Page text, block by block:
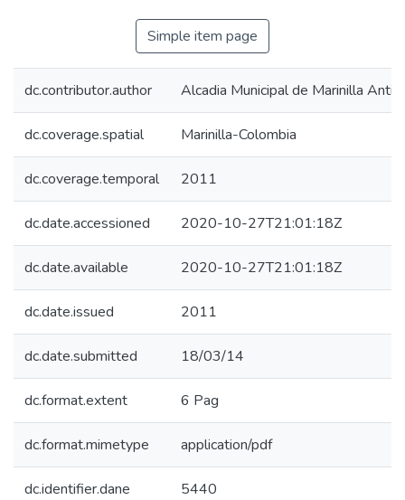
Simple item page
dc.contributor.author Alcadia Municipal de Marinilla
dc.coverage.spatial Marinilla-Colombia
dc.coverage.temporal 2011
dc.date.accessioned 2020-10-27T21:01:18Z
dc.date.available 2020-10-27T21:01:18Z
dc.date.issued 2011
dc.date.submitted 18/03/14
dc.format.extent 6 Pag
dc.format.mimetype application/pdf
dc.identifier.dane 5440